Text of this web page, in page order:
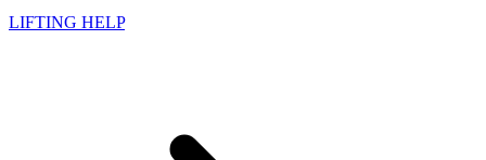
LIFTING HELP